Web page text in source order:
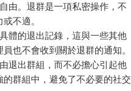
由。退群是一項私密操作，不
不適。
體的退出記錄，這與一些其他
也不會收到關於退群的通知。
退出群組，而不必擔心引起他
群組中，避免了不必要的社交